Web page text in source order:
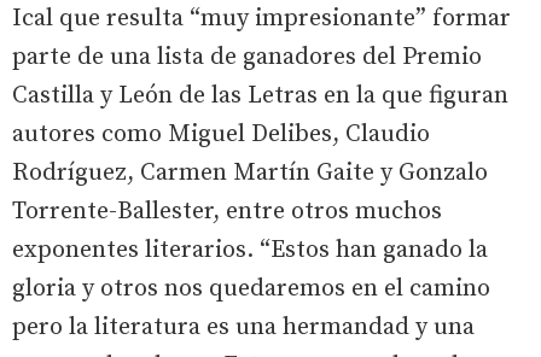
Ical que resulta “muy impresionante” formar
parte de una lista de ganadores del Premio
Castilla y León de las Letras en la que figuran
autores como Miguel Delibes, Claudio
Rodríguez, Carmen Martín Gaite y Gonzalo
Torrente-Ballester, entre otros muchos
exponentes literarios. “Estos han ganado la
gloria y otros nos quedaremos en el camino
pero la literatura es una hermandad y una